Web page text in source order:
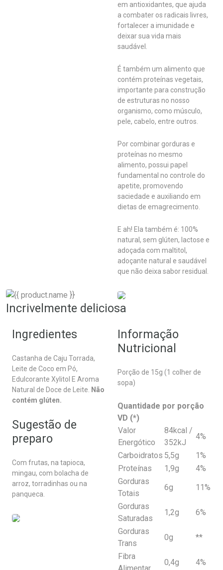
em antioxidantes, que ajuda
a combater os radicais livres,
fortalecer a imunidade e
deixar sua vida mais
saudável.
É também um alimento que
contém proteínas vegetais,
importante para construção
de estruturas no nosso
organismo, como músculo,
pele, cabelo, entre outros.
Por combinar gorduras e
proteínas no mesmo
alimento, possui papel
fundamental no controle do
apetite, promovendo
saciedade e auxiliando em
dietas de emagrecimento.
E ah! Ela também é: 100%
natural, sem glúten, lactose e
adoçada com maltitol,
adoçante natural e saudável
que não deixa sabor residual.
Incrivelmente deliciosa
Ingredientes
Castanha de Caju Torrada,
Leite de Coco em Pó,
Edulcorante Xylitol E Aroma
Natural de Doce de Leite.
Não
contém glúten.
Sugestão de
preparo
Com frutas, na tapioca,
mingau, com bolacha de
arroz, torradinhas ou na
panqueca.
Informação
Nutricional
Porção de 15g (1 colher de
sopa)
Quantidade por porção
VD (*)
Valor
Energótico
84kcal /
352kJ
4%
Carboidratos 5,5g
1%
Proteínas
1,9g
4%
Gorduras
Totais
6g
11%
Gorduras
Saturadas
1,2g
6%
Gorduras
Trans
0g
**
Fibra
0,4g 4%